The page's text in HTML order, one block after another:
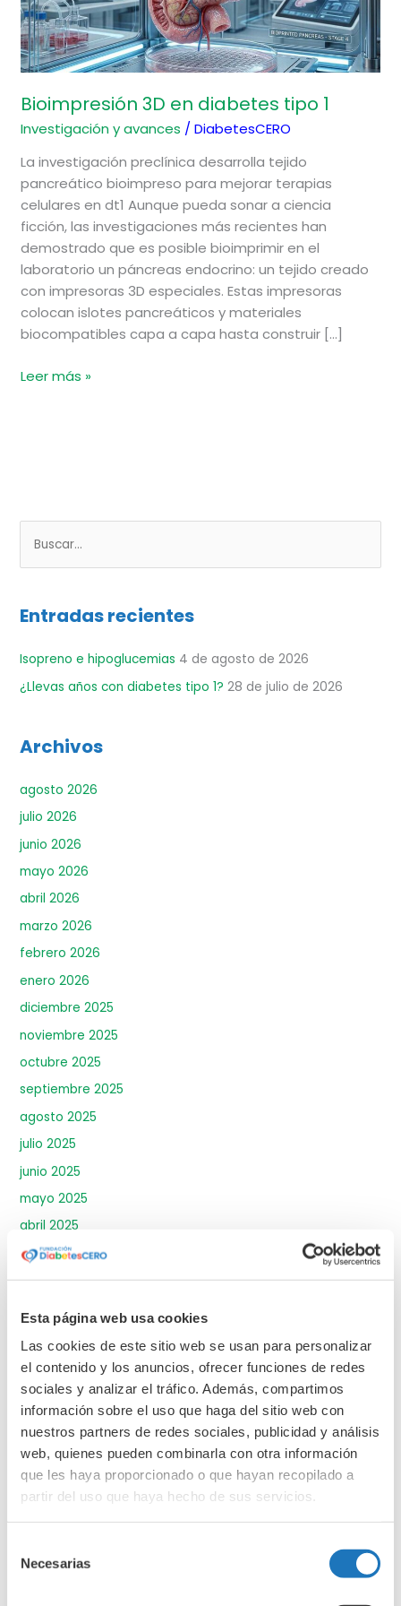
Esta página web usa cookies
Las cookies de este sitio web se usan para personalizar
el contenido y los anuncios, ofrecer funciones de redes
sociales y analizar el tráfico. Además, compartimos
información sobre el uso que haga del sitio web con
nuestros partners de redes sociales, publicidad y análisis
web, quienes pueden combinarla con otra información
que les haya proporcionado o que hayan recopilado a
partir del uso que haya hecho de sus servicios.
Necesarias
Bioimpresión 3D en diabetes tipo 1
Investigación y avances /DiabetesCERO
La investigación preclínica desarrolla tejido
pancreático bioimpreso para mejorar terapias
celulares en dt1 Aunque pueda sonar a ciencia
ficción, las investigaciones más recientes han
demostrado que es posible bioimprimir en el
laboratorio un páncreas endocrino: un tejido creado
con impresoras 3D especiales. Estas impresoras
colocan islotes pancreáticos y materiales
biocompatibles capa a capa hasta construir […]
Leer más »
u
c
r
p
r
Entradas recientes
Isopreno e hipoglucemias 4 de agosto de 2026
¿Llevas años con diabetes tipo 1? 28 de julio de 2026
Archivos
agosto 2026
julio 2026
junio 2026
mayo 2026
abril 2026
marzo 2026
febrero 2026
enero 2026
diciembre 2025
noviembre 2025
octubre 2025
septiembre 2025
agosto 2025
julio 2025
junio 2025
mayo 2025
abril 2025
marzo 2025
febrero 2025
noviembre 2024
octubre 2024
septiembre 2024
junio 2024
abril 2024
marzo 2024
febrero 2024